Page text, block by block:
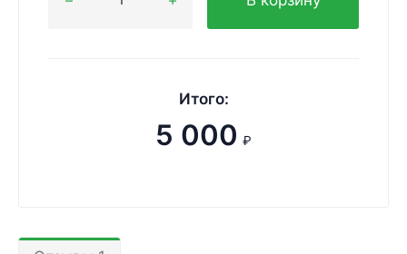
Итого:
5 000 ₽